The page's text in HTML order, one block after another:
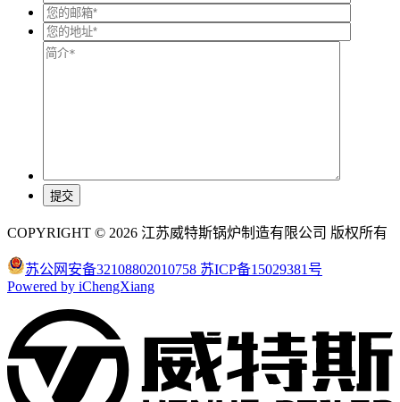
COPYRIGHT © 2026 江苏威特斯锅炉制造有限公司 版权所有
苏公网安备32108802010758 苏ICP备15029381号
Powered by iChengXiang